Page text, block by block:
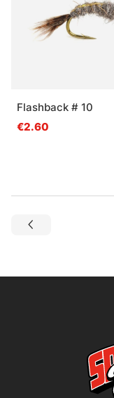
Flashback # 10
€2.60